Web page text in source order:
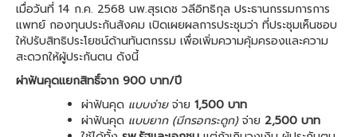
เมื่อวันที่ 14 ก.ค. 2568 นพ.สุรเดช วลีอิทธิกุล ประธานกรรมการการ
แพทย์ กองทุนประกันสังคม เปิดเผยผลการประชุมว่า ที่ประชุมเห็นชอบ
ให้ปรับสิทธิประโยชน์ด้านทันตกรรม เพื่อเพิ่มความคุ้มครองและความ
สะดวกให้ผู้ประกันตน ดังนี้
ผ่าฟันคุดแยกสิทธิ์จาก 900 บาท/ปี
ผ่าฟันคุด แบบง่ายจ่าย 1,500 บาท
ผ่าฟันคุด แบบยาก (มีกรอกระดูก)จ่าย 2,500 บาท